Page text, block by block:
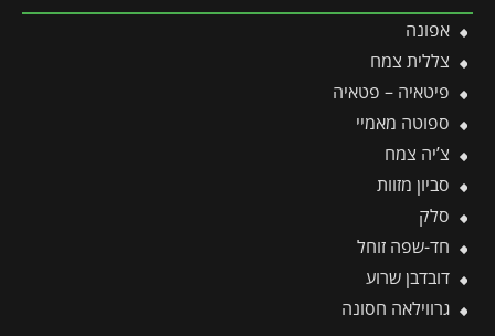
אפונה
צללית צמח
פיטאיה – פטאיה
ספוטה מאמיי
צ’יה צמח
סביון מזוות
סלק
חד-שפה זוחל
דובדבן שרוע
גרווילאה חסונה